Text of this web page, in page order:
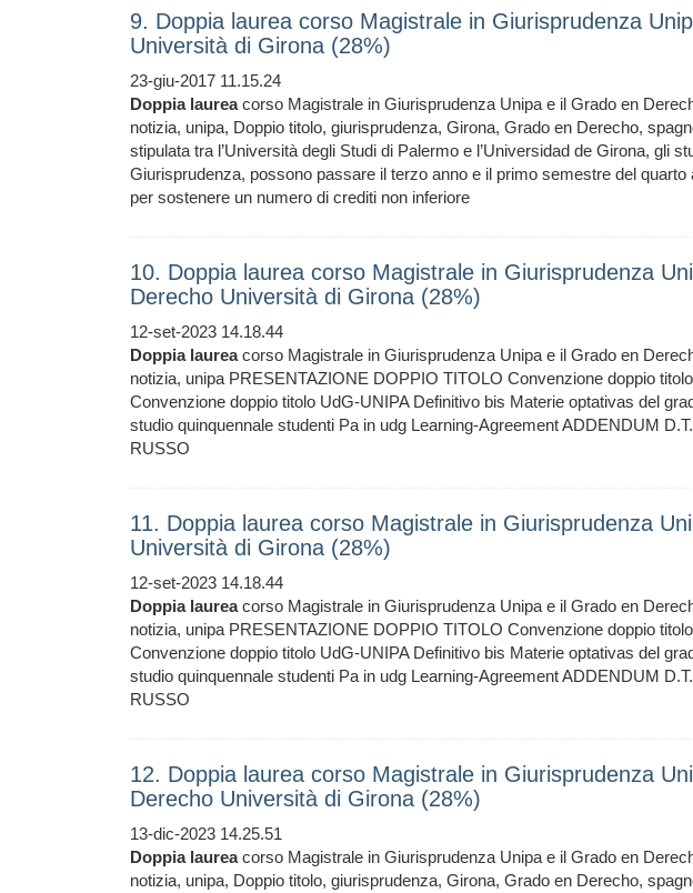
9. Doppia laurea corso Magistrale in Giurisprudenza
Università di Girona (28%)
23-giu-2017 11.15.24
Doppia laureacorso Magistrale in Giurisprudenza Unipa e il Grado en
notizia, unipa, Doppio titolo, giurisprudenza, Girona, Grado en Derecho,
stipulata tra l’Università degli Studi di Palermo e l’Universidad de Girona, gli
Giurisprudenza, possono passare il terzo anno e il primo semestre del quarto
per sostenere un numero di crediti non inferiore
10. Doppia laurea corso Magistrale in Giurisprudenza
Derecho Università di Girona (28%)
12-set-2023 14.18.44
Doppia laureacorso Magistrale in Giurisprudenza Unipa e il Grado en
notizia, unipa PRESENTAZIONE DOPPIO TITOLO Convenzione doppio
Convenzione doppio titolo UdG-UNIPA Definitivo bis Materie optativas del
studio quinquennale studenti Pa in udg Learning-Agreement ADDENDUM
RUSSO
11. Doppia laurea corso Magistrale in Giurisprudenza
Università di Girona (28%)
12-set-2023 14.18.44
Doppia laureacorso Magistrale in Giurisprudenza Unipa e il Grado en
notizia, unipa PRESENTAZIONE DOPPIO TITOLO Convenzione doppio
Convenzione doppio titolo UdG-UNIPA Definitivo bis Materie optativas del
studio quinquennale studenti Pa in udg Learning-Agreement ADDENDUM
RUSSO
12. Doppia laurea corso Magistrale in Giurisprudenza
Derecho Università di Girona (28%)
13-dic-2023 14.25.51
Doppia laureacorso Magistrale in Giurisprudenza Unipa e il Grado en
notizia, unipa, Doppio titolo, giurisprudenza, Girona, Grado en Derecho,